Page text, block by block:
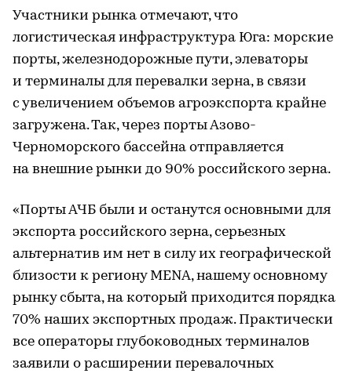
Участники рынка отмечают, что
логистическая инфраструктура Юга: морские
порты, железнодорожные пути, элеваторы
и терминалы для перевалки зерна, в связи
с увеличением объемов агроэкспорта крайне
загружена. Так, через порты Азово-
Черноморского бассейна отправляется
на внешние рынки до 90% российского зерна.
«Порты АЧБ были и останутся основными для
экспорта российского зерна, серьезных
альтернатив им нет в силу их географической
близости к региону MENA, нашему основному
рынку сбыта, на который приходится порядка
70% наших экспортных продаж. Практически
все операторы глубоководных терминалов
заявили о расширении перевалочных